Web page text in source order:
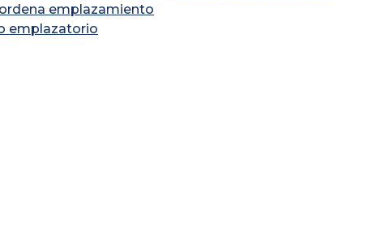
emplazamiento
emplazatorio